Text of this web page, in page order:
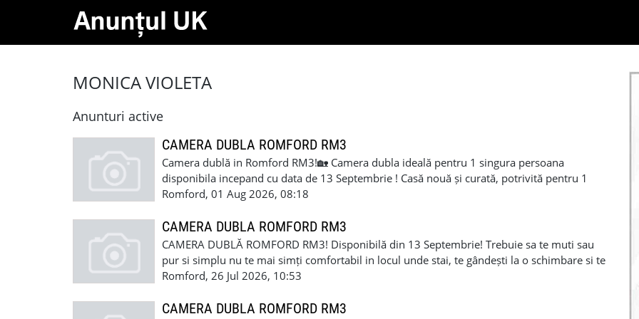
MONICA VIOLETA
Anunturi active
CAMERA DUBLA ROMFORD RM3
Camera dublă in Romford RM3!🏡 Camera dubla ideală pentru 1 singura persoana
disponibila incepand cu data de 13 Septembrie ! Casă nouă și curată, potrivită pentru 1
persoană serioasă, cu un loc de muncă stabil si drept legal de locuit in Uk. Proprietatea
locuiesc, mediul este unul liniștit, cu puține persoane, contribuind la o atmosferă
relaxantă. Această oportunitate este ideală pentru cei care apreciază curățenia, ordinea și
un mediu de trai linistit. Daca considerati ca aceasta descriere va reprezinta, atunci puteți
sa ma contactați pentru a va invita să descoperiți un spațiu primitor, conceput pentru a
Romford, 01 Aug 2026, 08:18
CAMERA DUBLA ROMFORD RM3
CAMERA DUBLĂ ROMFORD RM3! Disponibilă din 13 Septembrie! Trebuie sa te muti sau
pur si simplu nu te mai simți comfortabil in locul unde stai, te gândești la o schimbare si te
afli in căutarea unei camere de inchiriat! 🏘️🏠 Oferim spre închiriere o cameră dublă ideală
proximitatea stației de transport în comun, a magazinelor și a parcului . 🚌🛍️🏞️ Locuință
Romford, 26 Jul 2026, 10:53
CAMERA DUBLA ROMFORD RM3